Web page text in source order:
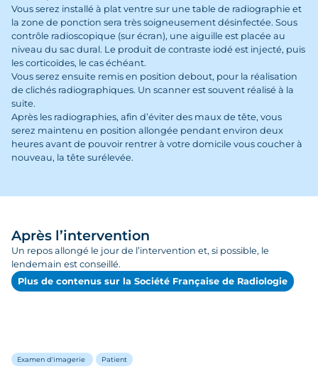
Vous serez installé à plat ventre sur une table de radiographie et
la zone de ponction sera très soigneusement désinfectée. Sous
contrôle radioscopique (sur écran), une aiguille est placée au
niveau du sac dural. Le produit de contraste iodé est injecté, puis
les corticoïdes, le cas échéant.
Vous serez ensuite remis en position debout, pour la réalisation
de clichés radiographiques. Un scanner est souvent réalisé à la
suite.
Après les radiographies, afin d’éviter des maux de tête, vous
serez maintenu en position allongée pendant environ deux
heures avant de pouvoir rentrer à votre domicile vous coucher à
nouveau, la tête surélevée.
Après l’intervention
Un repos allongé le jour de l’intervention et, si possible, le
lendemain est conseillé.
Plus de contenus sur la Société Française de Radiologie
Examen d'imagerie Patient